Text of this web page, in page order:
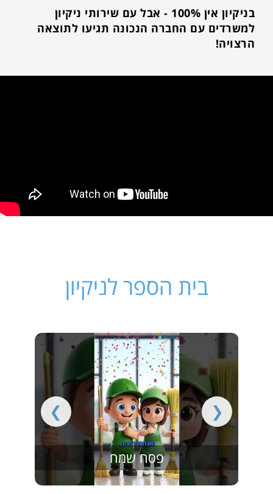
בניקיון אין 100% - אבל עם שירותי ניקיון
למשרדים עם החברה הנכונה תגיעו לתוצאה
הרצויה!
בית הספר לניקיון
פסח שמח
❮
❯